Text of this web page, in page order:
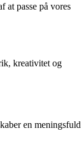
at passe på vores
kreativitet og
en meningsfuld